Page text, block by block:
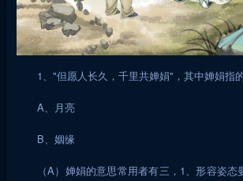
1、"但愿人长久，千里共婵娟"，其中婵娟指
A、月亮
B、姻缘
（A）婵娟的意思常用者有三，1、形容姿态